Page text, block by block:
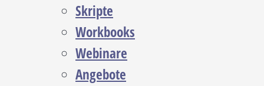
Skripte
Workbooks
Webinare
Angebote